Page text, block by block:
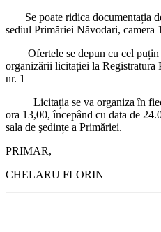
Se poate ridica documentația
sediul Primăriei Năvodari, camera
Ofertele se depun cu cel puțin
organizării licitației la Registratura
nr. 1
Licitația se va organiza în
ora 13,00, începând cu data de
sala de şedințe a Primăriei.
PRIMAR,
CHELARU FLORIN